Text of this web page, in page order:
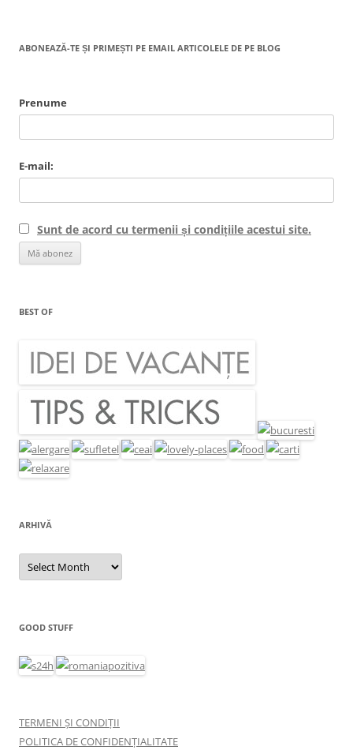
ABONEAZĂ-TE ȘI PRIMEȘTI PE EMAIL ARTICOLELE DE PE BLOG
Prenume
E-mail:
Sunt de acord cu termenii și condițiile acestui site.
BEST OF
ARHIVĂ
Arhivă
GOOD STUFF
TERMENI ȘI CONDIȚII
POLITICA DE CONFIDENȚIALITATE